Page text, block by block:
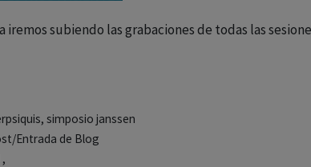
iremos subiendo las grabaciones de todas las
simposio janssen
Entrada de Blog